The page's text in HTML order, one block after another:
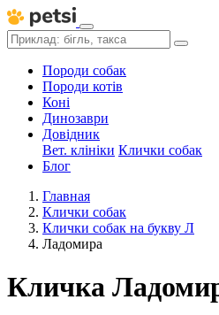
Породи собак
Породи котів
Коні
Динозаври
Довідник
Вет. клініки Клички собак
Блог
Главная
Клички собак
Клички собак на букву Л
Ладомира
Кличка